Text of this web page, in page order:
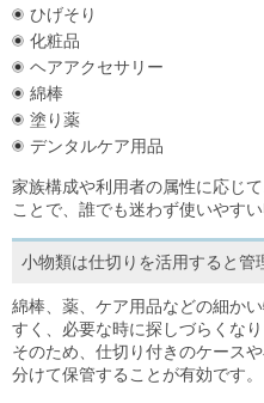
ひげそり
化粧品
ヘアアクセサリー
綿棒
塗り薬
デンタルケア用品
家族構成や利用者の属性に応じ
ことで、誰でも迷わず使いやすい
小物類は仕切りを活用すると管
綿棒、薬、ケア用品などの細か
すく、必要な時に探しづらくなり
そのため、仕切り付きのケース
分けて保管することが有効です。